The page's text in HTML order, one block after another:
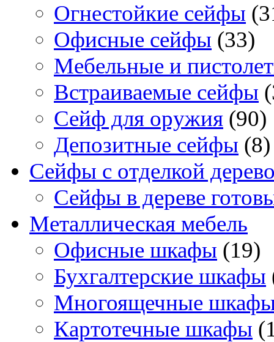
Огнестойкие сейфы
Офисные сейфы (33)
Мебельные и
Встраиваемые сейфы
Сейф для оружия (90)
Депозитные сейфы (8)
Сейфы с отделкой
Сейфы в дереве
Металлическая мебель
Офисные шкафы (19)
Бухгалтерские шкафы
Многоящечные
Картотечные шкафы